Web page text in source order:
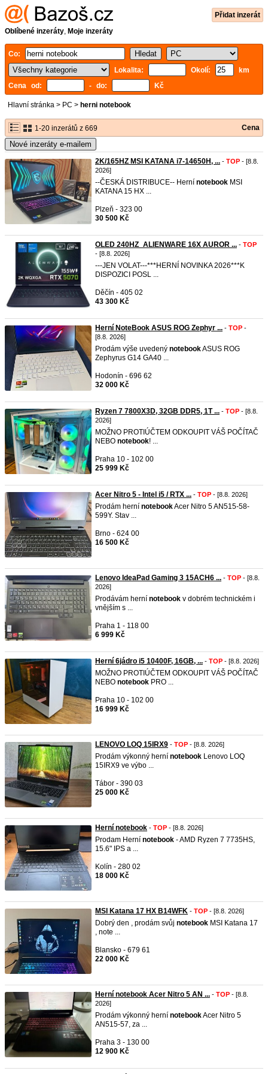
Přidat inzerát
Oblíbené inzeráty, Moje inzeráty
Co:
Lokalita:
Okolí:
km
Cena od:
- do: Kč
Hlavní stránka > PC > herni notebook
1-20 inzerátů z 669 Cena
Nové inzeráty e-mailem
2K/165HZ MSI KATANA i7-14650H, ... - TOP - [8.8.
2026]
--ČESKÁ DISTRIBUCE-- Herní notebook MSI
KATANA 15 HX ...
Plzeň - 323 00
30 500 Kč
OLED 240HZ_ALIENWARE 16X AUROR ... - TOP
- [8.8. 2026]
---JEN VOLAT---***HERNÍ NOVINKA 2026***K
DISPOZICI POSL ...
Děčín - 405 02
43 300 Kč
Herní NoteBook ASUS ROG Zephyr ... - TOP -
[8.8. 2026]
Prodám výše uvedený notebookASUS ROG
Zephyrus G14 GA40 ...
Hodonín - 696 62
32 000 Kč
Ryzen 7 7800X3D, 32GB DDR5, 1T ... - TOP - [8.8.
2026]
MOŽNO PROTIÚČTEM ODKOUPIT VÁŠ POČÍTAČ
NEBO notebook! ...
Praha 10 - 102 00
25 999 Kč
Acer Nitro 5 - Intel i5 / RTX ... - TOP - [8.8. 2026]
Prodám herní notebookAcer Nitro 5 AN515-58-
599Y. Stav ...
Brno - 624 00
16 500 Kč
Lenovo IdeaPad Gaming 3 15ACH6 ... - TOP - [8.8.
2026]
Prodávám herní notebook v dobrém technickém i
vnějším s ...
Praha 1 - 118 00
6 999 Kč
Herní 6jádro i5 10400F, 16GB, ... - TOP - [8.8. 2026]
MOŽNO PROTIÚČTEM ODKOUPIT VÁŠ POČÍTAČ
NEBO notebook PRO ...
Praha 10 - 102 00
16 999 Kč
LENOVO LOQ 15IRX9 - TOP - [8.8. 2026]
Prodám výkonný herní notebook Lenovo LOQ
15IRX9 ve výbo ...
Tábor - 390 03
25 000 Kč
Herní notebook - TOP - [8.8. 2026]
Prodam Herní notebook - AMD Ryzen 7 7735HS,
15.6" IPS a ...
Kolín - 280 02
18 000 Kč
MSI Katana 17 HX B14WFK - TOP - [8.8. 2026]
Dobrý den , prodám svůj notebook MSI Katana 17
, note ...
Blansko - 679 61
22 000 Kč
Herní notebook Acer Nitro 5 AN ... - TOP - [8.8.
2026]
Prodám výkonný herní notebookAcer Nitro 5
AN515-57, za ...
Praha 3 - 130 00
12 900 Kč